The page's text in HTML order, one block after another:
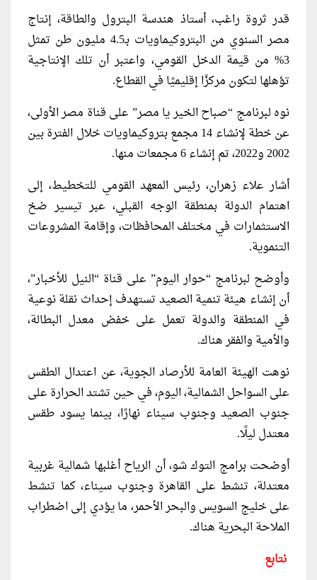
قدر ثروة راغب، أستاذ هندسة البترول والطاقة، إنتاج
مصر السنوي من البتروكيماويات بـ4.5 مليون طن تمثل
3% من قيمة الدخل القومي، واعتبر أن تلك الإنتاجية
تؤهلها لتكون مركزًا إقليميًا في القطاع.
نوه لبرنامج “صباح الخير يا مصر” على قناة مصر الأولى،
عن خطة لإنشاء 14 مجمع بتروكيماويات خلال الفترة بين
2002 و2022، تم إنشاء 6 مجمعات منها.
أشار علاء زهران، رئيس المعهد القومي للتخطيط، إلى
اهتمام الدولة بمنطقة الوجه القبلي، عبر تيسير ضخ
الاستثمارات في مختلف المحافظات، وإقامة المشروعات
التنموية.
وأوضح لبرنامج “حوار اليوم” على قناة “النيل للأخبار”،
أن إنشاء هيئة تنمية الصعيد تستهدف إحداث نقلة نوعية
في المنطقة والدولة تعمل على خفض معدل البطالة،
والأمية والفقر هناك.
نوهت الهيئة العامة للأرصاد الجوية، عن اعتدال الطقس
على السواحل الشمالية، اليوم، في حين تشتد الحرارة على
جنوب الصعيد وجنوب سيناء نهارًا، بينما يسود طقس
معتدل ليلًا.
أوضحت برامج التوك شو، أن الرياح أغلبها شمالية غربية
معتدلة، تنشط على القاهرة وجنوب سيناء، كما تنشط
على خليج السويس والبحر الأحمر، ما يؤدي إلى اضطراب
الملاحة البحرية هناك.
نتابع